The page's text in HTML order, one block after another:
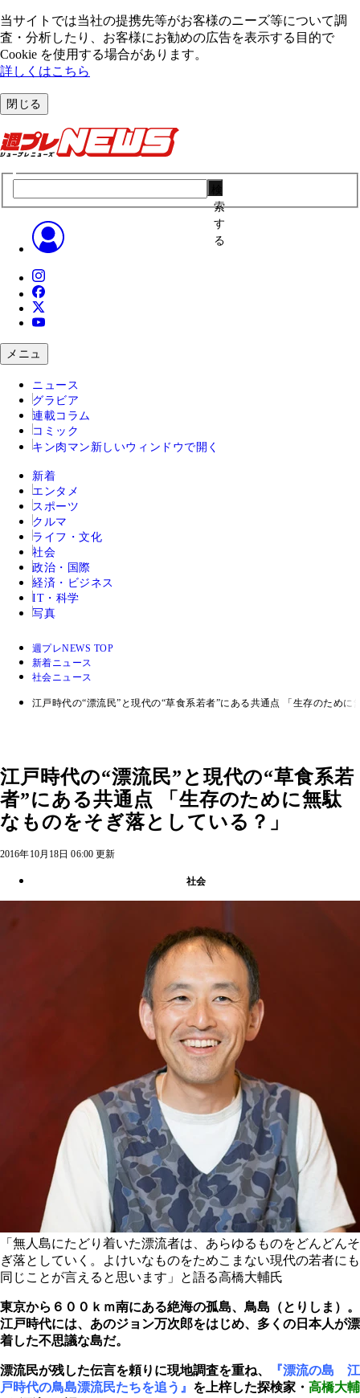
当サイトでは当社の提携先等がお客様のニーズ等について調
査・分析したり、お客様にお勧めの広告を表⽰する⽬的で
Cookie を使⽤する場合があります。
詳しくはこちら
閉じる
索
す
る
メニュ
ニュース
グラビア
連載コラム
コミック
キン肉マン 新しいウィンドウで開く
新着
エンタメ
スポーツ
クルマ
ライフ・文化
社会
政治・国際
経済・ビジネス
IT・科学
写真
週プレNEWS TOP
新着ニュース
社会ニュース
江戸時代の“漂流民”と現代の“草食系若者”にある共通点 「生存のため
江戸時代の“漂流民”と現代の“草食系若
者”にある共通点 「生存のために無駄
なものをそぎ落としている？」
2016年10月18日 06:00 更新
社会
「無人島にたどり着いた漂流者は、あらゆるものをどんどんそ
ぎ落としていく。よけいなものをためこまない現代の若者にも
同じことが言えると思います」と語る高橋大輔氏
東京から６００ｋｍ南にある絶海の孤島、鳥島（とりしま）。
江戸時代には、あのジョン万次郎をはじめ、多くの日本人が漂
着した不思議な島だ。
漂流民が残した伝言を頼りに現地調査を重ね、
『漂流の島 江
戸時代の鳥島漂流民たちを追う』 を上梓した探検家・ 高橋大輔